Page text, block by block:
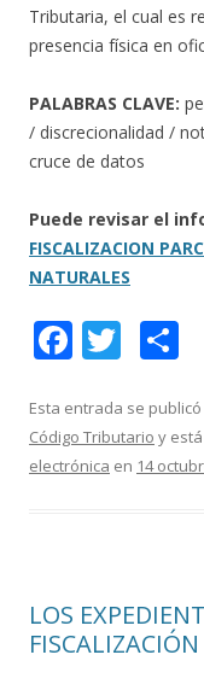
Tributaria, el cual es
presencia física en
PALABRAS CLAVE:
/ discrecionalidad /
cruce de datos
Puede revisar el
FISCALIZACION
NATURALES
F
e
b
T
itt
er p
Esta entrada se
Código Tributario y
electrónica en 14
LOS